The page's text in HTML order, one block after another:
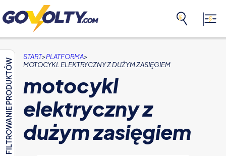
FILTROWANIE PRODUKTÓW
START>PLATFORMA>
MOTOCYKL ELEKTRYCZNY Z DUŻYM ZASIĘGIEM
motocykl
elektryczny z
dużym zasięgiem